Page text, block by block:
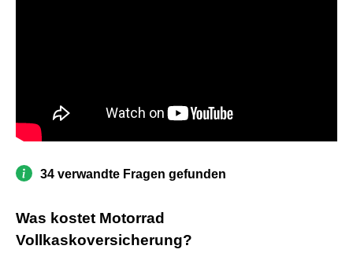
34 verwandte Fragen gefunden
Was kostet Motorrad
Vollkaskoversicherung?